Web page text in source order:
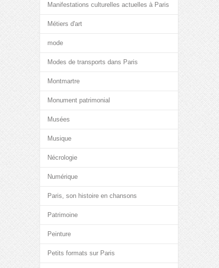
Manifestations culturelles actuelles à Paris
Métiers d'art
mode
Modes de transports dans Paris
Montmartre
Monument patrimonial
Musées
Musique
Nécrologie
Numérique
Paris, son histoire en chansons
Patrimoine
Peinture
Petits formats sur Paris